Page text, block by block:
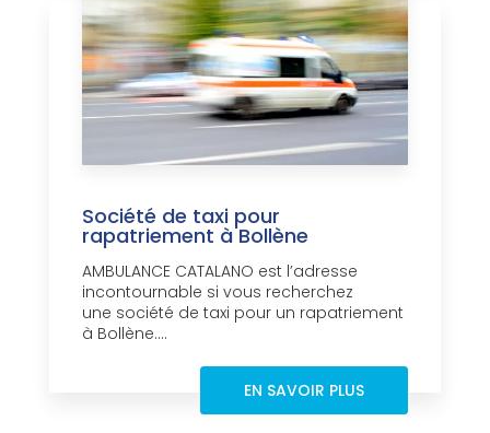
Société de taxi pour
rapatriement à Bollène
AMBULANCE CATALANO est l’adresse
incontournable si vous recherchez
une société de taxi pour un rapatriement
à Bollène....
EN SAVOIR PLUS